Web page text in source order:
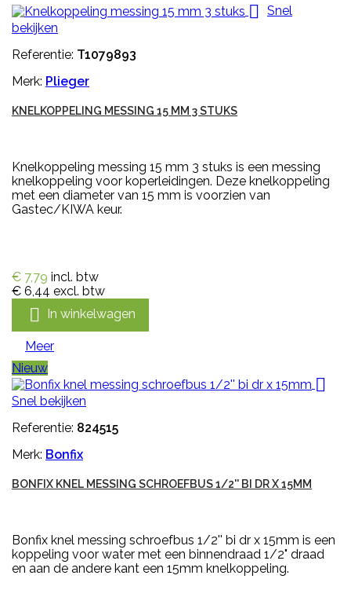
 Snel
bekijken
Referentie: T1079893
Merk: Plieger
KNELKOPPELING MESSING 15 MM 3 STUKS
Knelkoppeling messing 15 mm 3 stuks is een messing
knelkoppeling voor koperleidingen. Deze knelkoppeling
met een diameter van 15 mm is voorzien van
Gastec/KIWA keur.
€ 7,79 incl. btw
€ 6,44 excl. btw
 In winkelwagen
Meer
Nieuw

Snel bekijken
Referentie: 824515
Merk: Bonfix
BONFIX KNEL MESSING SCHROEFBUS 1/2'' BI DR X 15MM
Bonfix knel messing schroefbus 1/2'' bi dr x 15mm is een
koppeling voor water met een binnendraad 1/2" draad
en aan de andere kant een 15mm knelkoppeling.